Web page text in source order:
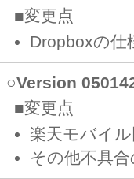
■変更点
Dropboxの仕
○Version
■変更点
楽天モバイ
その他不具